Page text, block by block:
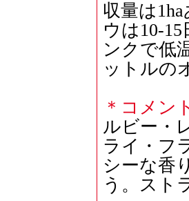
収量は
ウは10-
ンクで低
ットルの
＊コメン
ルビー・
ライ・フ
シーな香
う。スト